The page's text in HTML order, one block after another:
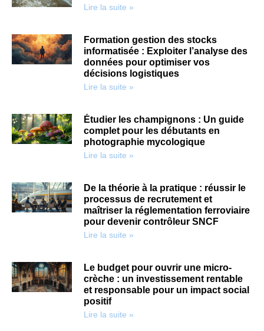
Lire la suite »
Formation gestion des stocks
informatisée : Exploiter l’analyse des
données pour optimiser vos
décisions logistiques
Lire la suite »
Étudier les champignons : Un guide
complet pour les débutants en
photographie mycologique
Lire la suite »
De la théorie à la pratique : réussir le
processus de recrutement et
maîtriser la réglementation ferroviaire
pour devenir contrôleur SNCF
Lire la suite »
Le budget pour ouvrir une micro-
crèche : un investissement rentable
et responsable pour un impact social
positif
Lire la suite »